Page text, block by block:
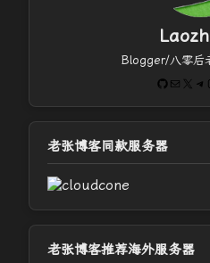
Blogger/八零后
GitHub
电子邮件 X
老张博客同款服务器
老张博客推荐海外服务器